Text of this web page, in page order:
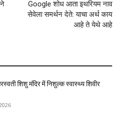
Google शोध आता इथरियम नाव
सेवेला समर्थन देते: याचा अर्थ काय
आहे ते येथे आहे
शिशु मंदिर में निशुल्क स्वास्थ्य शिवीर